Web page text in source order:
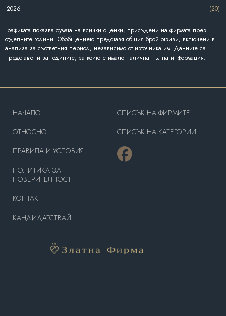
2026
(20)
Графиката показва сумата на всички оценки, присъдени на фирмата през
отделните години. Обобщението представя общия брой отзиви, включени в
анализа за съответния период, независимо от източника им. Данните са
представени за годините, за които е имало налична пълна информация.
HAЧАЛО
OТНОСНО
ПРАВИЛА И УСЛОВИЯ
ПОЛИТИКА ЗА
ПОВЕРИТЕЛНОСТ
КОНТАКТ
КАНДИДАТСТВАЙ
СПИСЪК НА ФИРМИТЕ
СПИСЪК НА КАТЕГОРИИ